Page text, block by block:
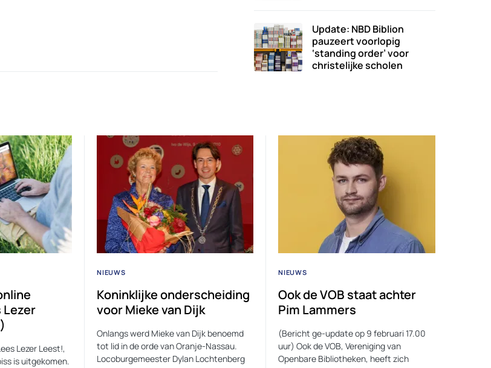
Update: NBD Biblion
pauzeert voorlopig
‘standing order’ voor
christelijke scholen
Lezer
Lezer Leest!,
is uitgekomen.
NIEUWS
Koninklijke onderscheiding
voor Mieke van Dijk
Onlangs werd Mieke van Dijk benoemd
tot lid in de orde van Oranje-Nassau.
Locoburgemeester Dylan Lochtenberg
NIEUWS
Ook de VOB staat achter
Pim Lammers
(Bericht ge-update op 9 februari 17.00
uur) Ook de VOB, Vereniging van
Openbare Bibliotheken, heeft zich